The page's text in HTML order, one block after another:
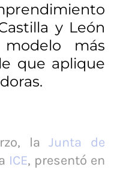
y León
más
que aplique
laJunta de
ICE, presentó en